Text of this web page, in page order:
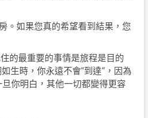
。如果您真的希望看到結果，您
的最重要的事情是旅程是目的
生時，你永遠不會”到達“，因為
你明白，其他一切都變得更容